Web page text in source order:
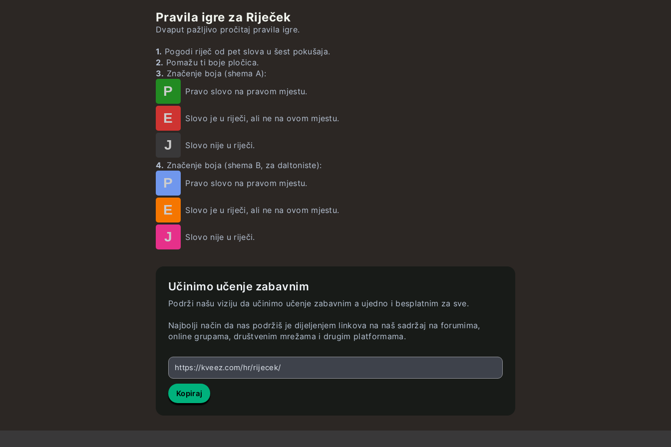
Brojček neograničeno
Jednadžbek
Matematek
SADek Zastave neograničeno
Godinek
Gradek neograničeno
Pravila igre za Riječek
Dvaput pažljivo pročitaj pravila igre.
1. Pogodi riječ od pet slova u šest pokušaja.
2. Pomažu ti boje pločica.
3. Značenje boja (shema A):
P Pravo slovo na pravom mjestu.
E Slovo je u riječi, ali ne na ovom mjestu.
J
Slovo nije u riječi.
4. Značenje boja (shema B, za daltoniste):
P Pravo slovo na pravom mjestu.
E Slovo je u riječi, ali ne na ovom mjestu.
J Slovo nije u riječi.
Učinimo učenje zabavnim
Podrži našu viziju da učinimo učenje zabavnim a ujedno i besplatnim za sve.
Najbolji način da nas podržiš je dijeljenjem linkova na naš sadržaj na forumima,
online grupama, društvenim mrežama i drugim platformama.
https://kveez.com/hr/rijecek/
Kopiraj